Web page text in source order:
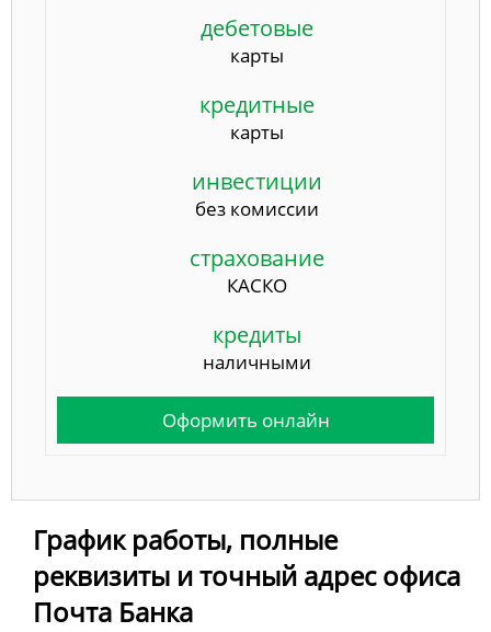
дебетовые
карты
кредитные
карты
инвестиции
без комиссии
страхование
КАСКО
кредиты
наличными
Оформить онлайн
График работы, полные
реквизиты и точный адрес офиса
Почта Банка